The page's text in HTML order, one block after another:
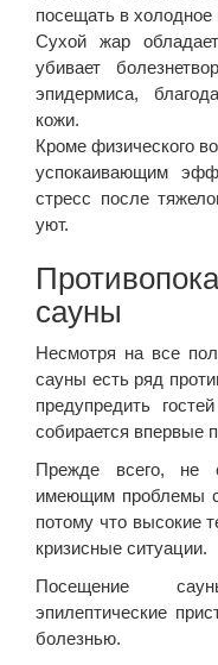
посещать в холодное
Сухой жар
убивает
эпидермиса,
кожи.
Кроме физического
успокаивающим
стресс после
уют.
сауны
Несмотря на все
сауны есть ряд
предупредить
собирается впервые
Прежде всего, не
имеющим проблемы
потому что высокие
кризисные ситуации.
Посещение
эпилептические
болезнью.